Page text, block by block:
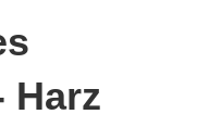
Harz